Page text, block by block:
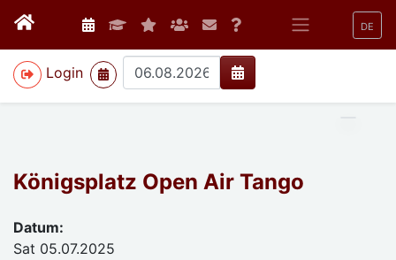
DE
Login
>
Königsplatz Open Air Tango
Datum:
Sat 05.07.2025